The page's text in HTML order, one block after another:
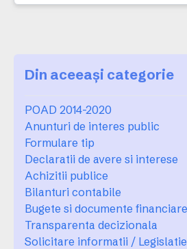
Din aceeași categorie
POAD 2014-2020
Anunturi de interes public
Formulare tip
Declaratii de avere si interese
Achizitii publice
Bilanturi contabile
Bugete si documente financiare
Transparenta decizionala
Solicitare informatii / Legislatie